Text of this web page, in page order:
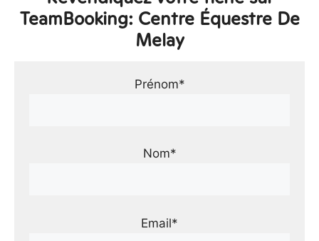
TeamBooking: Centre Équestre De
Melay
Prénom*
Nom*
Email*